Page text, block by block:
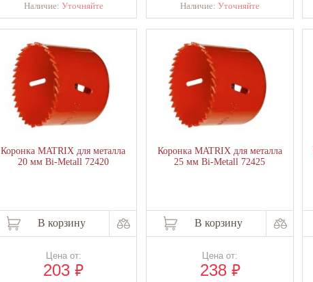
Наличие: Уточняйте Наличие:Уточняйте
Коронка MATRIX для металла
20 мм Bi-Metall 72420
В корзину
Цена от:
203₽
Коронка MATRIX для металла
25 мм Bi-Metall 72425
В корзину
Цена от:
238 ₽